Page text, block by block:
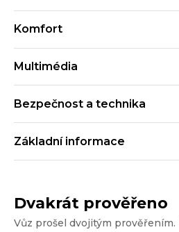
Komfort
Multimédia
Bezpečnost a technika
Základní informace
Dvakrát prověřeno
Vůz prošel dvojitým